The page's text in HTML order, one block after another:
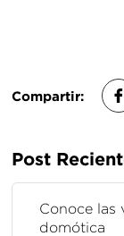
Compartir:
Post
Conoce las
domótica